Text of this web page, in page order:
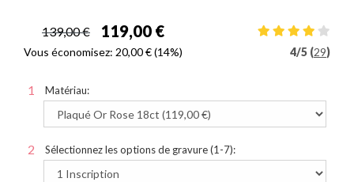
139,00 € 119,00 €
Vous économisez: 20,00 €(14%) 4/5 (29)
Matériau:
Sélectionnez les options de gravure (1-7):